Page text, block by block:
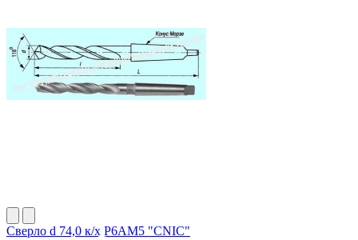
Сверло d 74,0 к/х Р6АМ5 "CNIC"